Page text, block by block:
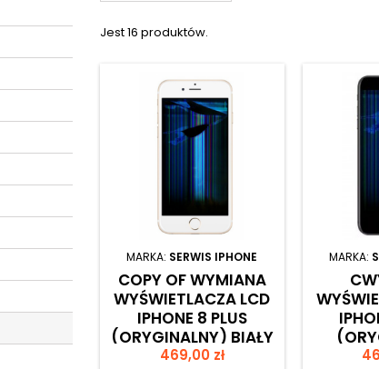
Jest 16 produktów.
MARKA: SERWIS IPHONE
COPY OF WYMIANA
WYŚWIETLACZA LCD
IPHONE 8 PLUS
(ORYGINALNY) BIAŁY
Cena
469,00 zł
MARKA: